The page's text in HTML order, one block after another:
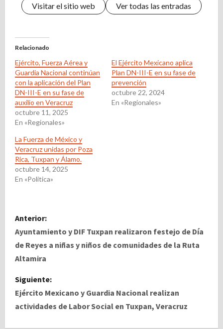
Visitar el sitio web Ver todas las entradas
Relacionado
Ejército, Fuerza Aérea y
Guardia Nacional continúan
con la aplicación del Plan
DN-III-E en su fase de
auxilio en Veracruz
octubre 11, 2025
En «Regionales»
El Ejército Mexicano aplica
Plan DN-III-E en su fase de
prevención
octubre 22, 2024
En «Regionales»
La Fuerza de México y
Veracruz unidas por Poza
Rica, Tuxpan y Álamo.
octubre 14, 2025
En «Politica»
N
a
v
e
g
Anterior:
Ayuntamiento y DIF Tuxpan realizaron festejo de Día
de Reyes a niñas y niños de comunidades de la Ruta
Altamira
Siguiente:
Ejército Mexicano y Guardia Nacional realizan
actividades de Labor Social en Tuxpan, Veracruz